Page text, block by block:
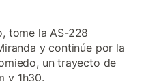
tome la AS-228
y continúe por la
un trayecto de
y 1h30.